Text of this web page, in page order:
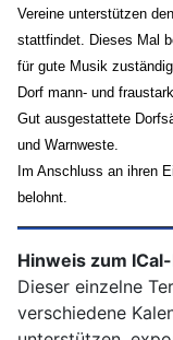
Vereine unterstützen
stattfindet. Dieses Mal
für gute Musik
Dorf mann- und
Gut ausgestattete
und Warnweste.
Im Anschluss an ihren
belohnt.
Hinweis zum
Dieser einzelne
verschiedene